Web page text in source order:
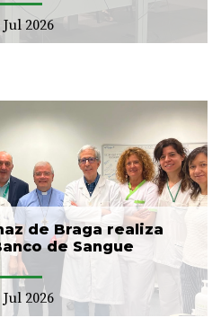
Jul 2026
de Braga realiza
de Sangue
Jul 2026